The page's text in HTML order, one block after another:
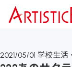
2021/05/01 学校生活